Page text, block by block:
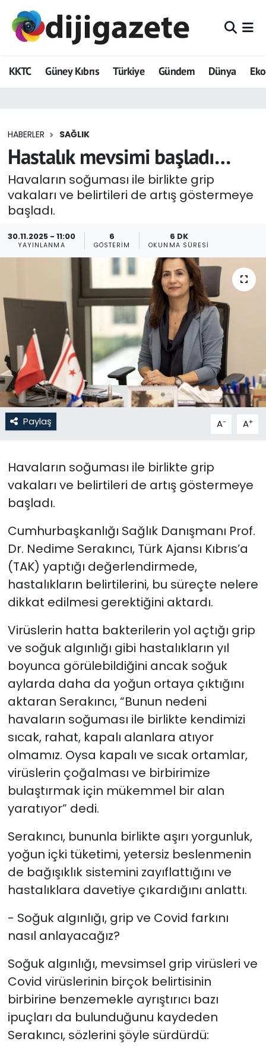
KKTC Güney Kıbrıs Türkiye Gündem Dünya
HABERLER SAĞLIK
Hastalık mevsimi başladı…
Havaların soğuması ile birlikte grip
vakaları ve belirtileri de artış göstermeye
başladı.
30.11.2025 - 11:00
YAYINLANMA
6
GÖSTERIM
6 DK
OKUNMA SÜRESI
Paylaş A- A+
Havaların soğuması ile birlikte grip
vakaları ve belirtileri de artış göstermeye
başladı.
Cumhurbaşkanlığı Sağlık Danışmanı Prof.
Dr. Nedime Serakıncı, Türk Ajansı Kıbrıs’a
(TAK) yaptığı değerlendirmede,
hastalıkların belirtilerini, bu süreçte nelere
dikkat edilmesi gerektiğini aktardı.
Virüslerin hatta bakterilerin yol açtığı grip
ve soğuk algınlığı gibi hastalıkların yıl
boyunca görülebildiğini ancak soğuk
aylarda daha da yoğun ortaya çıktığını
aktaran Serakıncı, “Bunun nedeni
havaların soğuması ile birlikte kendimizi
sıcak, rahat, kapalı alanlara atıyor
olmamız. Oysa kapalı ve sıcak ortamlar,
virüslerin çoğalması ve birbirimize
bulaştırmak için mükemmel bir alan
yaratıyor” dedi.
Serakıncı, bununla birlikte aşırı yorgunluk,
yoğun içki tüketimi, yetersiz beslenmenin
de bağışıklık sistemini zayıflattığını ve
hastalıklara davetiye çıkardığını anlattı.
- Soğuk algınlığı, grip ve Covid farkını
nasıl anlayacağız?
Soğuk algınlığı, mevsimsel grip virüsleri ve
Covid virüslerinin birçok belirtisinin
birbirine benzemekle ayrıştırıcı bazı
ipuçları da bulunduğunu kaydeden
Serakıncı, sözlerini şöyle sürdürdü:
ADVERTORIAL
Dijigazete
Eğitim
Ekonomi
Foto Galeri
Güncel
Gündem
KKTC YEREL SEÇİM 2018
Kültür Sanat
Magazin
Nöbetçi Eczaneler
Otomobil Dünyası
Politika
SAĞLIK
Spor
TÜRKiYE
Video Galeri
YAŞAM
Yazarlar
Hava Durumu
Trafik Durumu
Tüm Manşetler
Son Dakika Haberleri
Haber Arşivi